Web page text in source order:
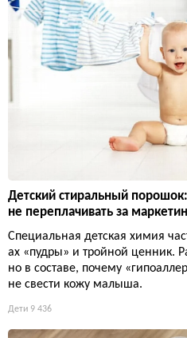
Детский стиральный
не переплачивать за
Специальная детская химия
ах «пудры» и тройной ценник.
но в составе, почему
не свести кожу малыша.
Дети 9 436